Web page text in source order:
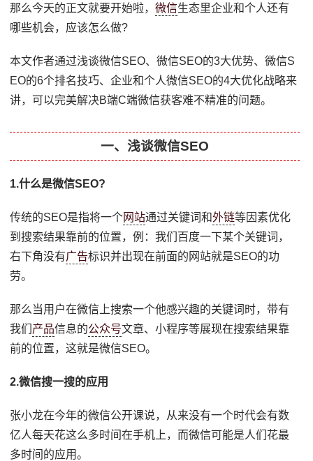
那么今天的正文就要开始啦，微信生态里企业和个人还有
哪些机会，应该怎么做?
本文作者通过浅谈微信SEO、微信SEO的3大优势、微信S
EO的6个排名技巧、企业和个人微信SEO的4大优化战略来
讲，可以完美解决B端C端微信获客难不精准的问题。
一、浅谈微信SEO
1.什么是微信SEO?
传统的SEO是指将一个网站通过关键词和外链等因素优化
到搜索结果靠前的位置，例：我们百度一下某个关键词，
右下角没有广告标识并出现在前面的网站就是SEO的功
劳。
那么当用户在微信上搜索一个他感兴趣的关键词时，带有
我们 产品信息的公众号文章、小程序等展现在搜索结果靠
前的位置，这就是微信SEO。
2.微信搜一搜的应用
张小龙在今年的微信公开课说，从来没有一个时代会有数
亿人每天花这么多时间在手机上，而微信可能是人们花最
多时间的应用。